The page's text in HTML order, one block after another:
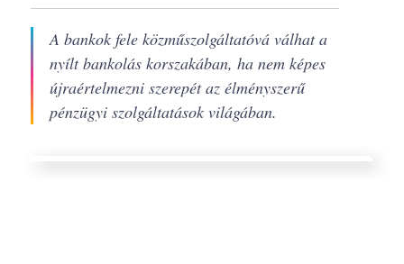
A bankok fele közműszolgáltatóvá válhat a
nyílt bankolás korszakában, ha nem képes
újraértelmezni szerepét az élményszerű
pénzügyi szolgáltatások világában.